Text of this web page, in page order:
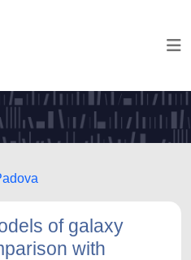
of galaxy
with